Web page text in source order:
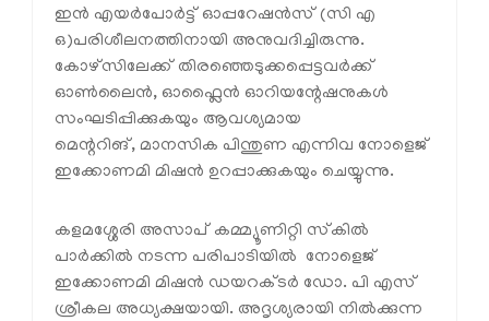
ഇൻ എയർപോർട്ട് ഓപ്പറേഷൻസ് (സി എ
ഒ)പരിശീലനത്തിനായി അനുവദിച്ചിരുന്നു.
കോഴ്സിലേക്ക് തിരഞ്ഞെടുക്കപ്പെട്ടവർക്ക്
ഓൺലൈൻ, ഓഫ്ലൈൻ ഓറിയന്റേഷനുകൾ
സംഘടിപ്പിക്കുകയും ആവശ്യമായ
മെന്ററിങ്, മാനസിക പിന്തുണ എന്നിവ നോളെജ്
ഇക്കോണമി മിഷൻ ഉറപ്പാക്കുകയും ചെയ്യുന്നു.
കളമശ്ശേരി അസാപ് കമ്മ്യൂണിറ്റി സ്‌കിൽ
പാർക്കിൽ നടന്ന പരിപാടിയിൽ നോളെജ്
ഇക്കോണമി മിഷൻ ഡയറക്ടർ ഡോ. പി എസ്
ശ്രീകല അധ്യക്ഷയായി. അദൃശ്യരായി നിൽക്കുന്ന